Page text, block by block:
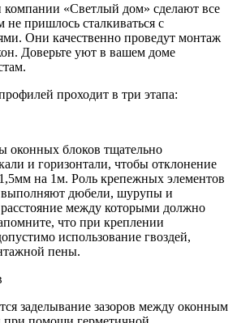
«Светлый дом» сделают все
пришлось сталкиваться с
Они качественно проведут монтаж
Доверьте уют в вашем доме
проходит в три этапа:
оконных блоков тщательно
и горизонтали, чтобы отклонение
на 1м. Роль крепежных элементов
выполняют дюбели, шурупы и
между которыми должно
что при креплении
использование гвоздей,
пены.
заделывание зазоров между оконным